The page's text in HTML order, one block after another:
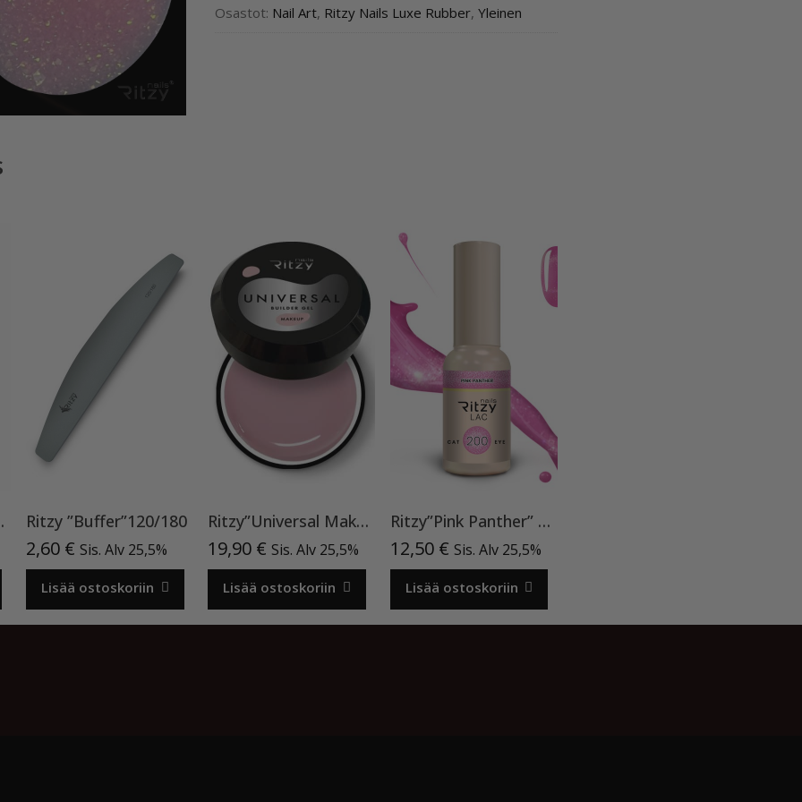
Osastot: Nail Art, Ritzy Nails Luxe Rubber, Yleinen
vapaa Ritzy ”Buffer”120/180
2,60 € Sis. Alv 25,5%
Lisää ostoskoriin
Ritzy”Universal Make Up”15ml, rakennegeeli TPO vapaa
19,90 € Sis. Alv 25,5%
Lisää ostoskoriin
Ritzy”Pink Panther” 200, Cat Eye
12,50 € Sis. Alv 25,5%
Lisää ostoskoriin